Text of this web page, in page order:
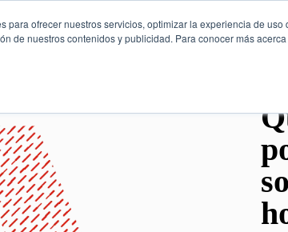
para ofrecer nuestros servicios, optimizar la experiencia de
de nuestros contenidos y publicidad. Para conocer más